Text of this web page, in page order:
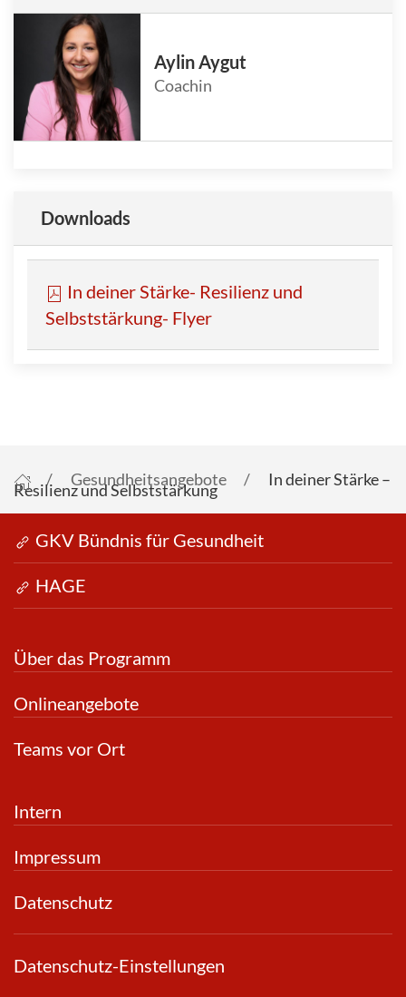
Aylin Aygut
Coachin
Downloads
In deiner Stärke- Resilienz und
Selbststärkung- Flyer
StartseiteGesundheitsangebote In deiner Stärke –
Resilienz und Selbststärkung
GKV Bündnis für Gesundheit
HAGE
Über das Programm
Onlineangebote
Teams vor Ort
Intern
Impressum
Datenschutz
Datenschutz-Einstellungen